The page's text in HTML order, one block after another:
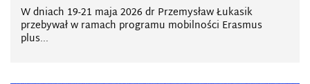
W dniach 19-21 maja 2026 dr Przemysław Łukasik
przebywał w ramach programu mobilności Erasmus
plus...